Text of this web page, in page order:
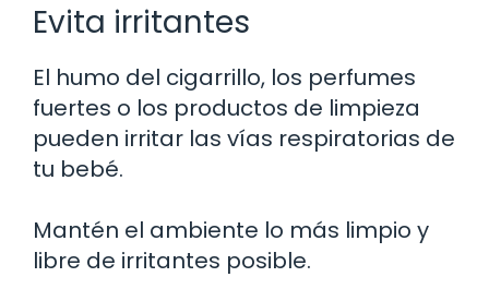
Evita irritantes
El humo del cigarrillo, los perfumes
fuertes o los productos de limpieza
pueden irritar las vías respiratorias de
tu bebé.
Mantén el ambiente lo más limpio y
libre de irritantes posible.